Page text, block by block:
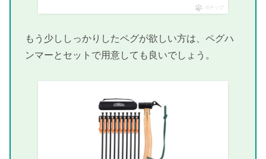
ポチップ
もう少ししっかりしたペグが欲しい方は、ペグハ
ンマーとセットで用意しても良いでしょう。